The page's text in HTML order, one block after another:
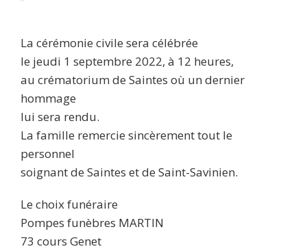
La cérémonie civile sera célébrée
le jeudi 1 septembre 2022, à 12 heures,
au crématorium de Saintes où un dernier
hommage
lui sera rendu.
La famille remercie sincèrement tout le
personnel
soignant de Saintes et de Saint-Savinien.
Le choix funéraire
Pompes funèbres MARTIN
73 cours Genet